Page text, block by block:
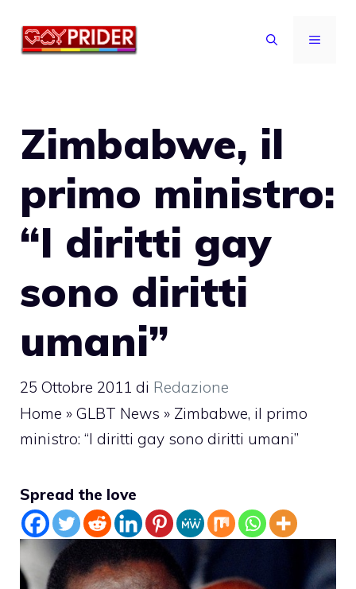
MENU
Zimbabwe, il
primo ministro:
“I diritti gay
sono diritti
umani”
25 Ottobre 2011 di Redazione
Home » GLBT News » Zimbabwe, il primo
ministro: “I diritti gay sono diritti umani”
Spread the love